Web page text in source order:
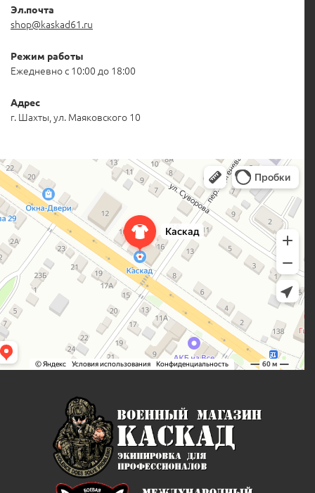
Эл.почта
shop@kaskad61.ru
Режим работы
Ежедневно с 10:00 до 18:00
Адрес
г. Шахты, ул. Маяковского 10